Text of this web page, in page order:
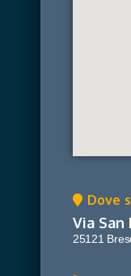
Dove
Via
25121